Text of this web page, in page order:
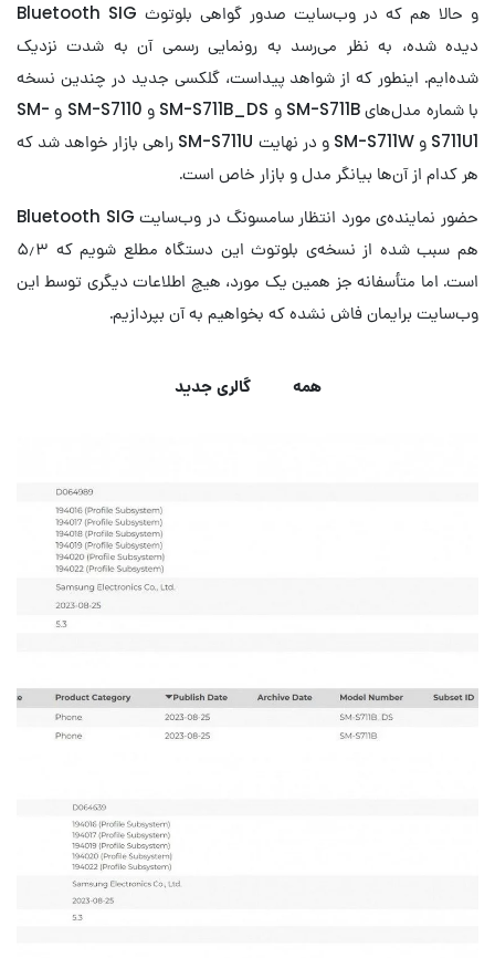
و حالا هم که در وب‌سایت صدور گواهی بلوتوث Bluetooth SIG
دیده شده، به نظر می‌رسد به رونمایی رسمی آن به شدت نزدیک
شده‌ایم. اینطور که از شواهد پیداست، گلکسی جدید در چندین نسخه
با شماره مدل‌های SM-S711B و SM-S711B_DS و SM-S7110 و SM-
S711U1 و SM-S711W و در نهایت SM-S711U راهی بازار خواهد شد که
هر کدام از آن‌ها بیانگر مدل و بازار خاص است.
حضور نماینده‌ی مورد انتظار سامسونگ در وب‌سایت Bluetooth SIG
هم سبب شده از نسخه‌ی بلوتوث این دستگاه مطلع شویم که ۵٫۳
است. اما متأسفانه جز همین یک مورد، هیچ اطلاعات دیگری توسط این
وب‌سایت برایمان فاش نشده که بخواهیم به آن بپردازیم.
همه گالری جدید